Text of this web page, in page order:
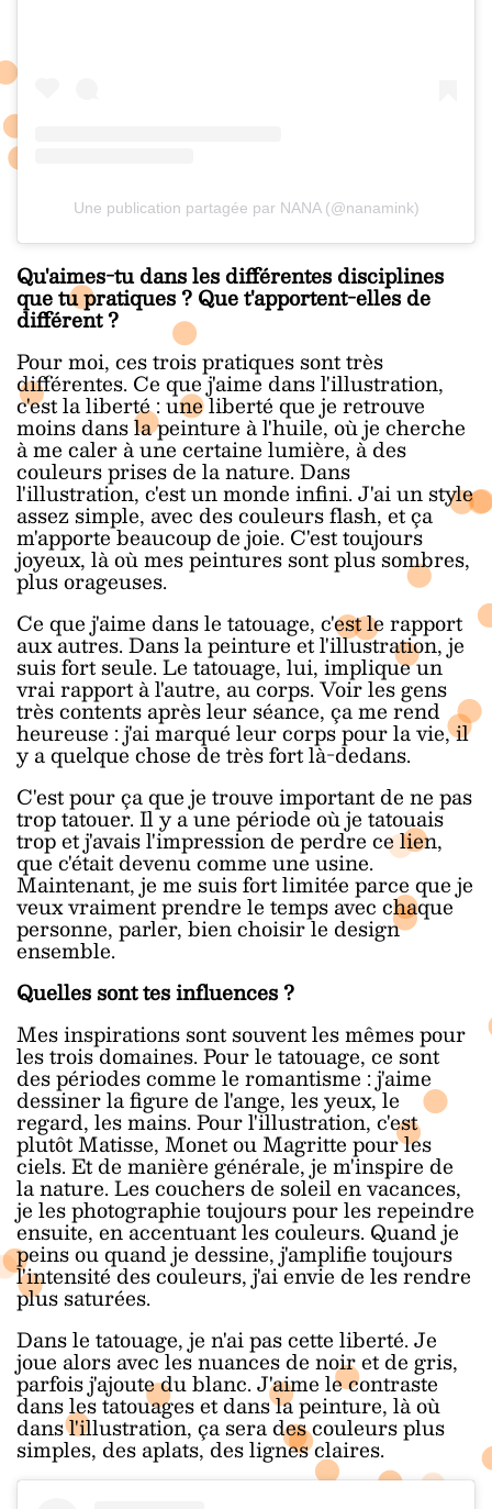
Une publication partagée par NANA (@nanamink)
Qu'aimes-tu dans les différentes disciplines
que tu pratiques ? Que t'apportent-elles de
différent ?
Pour moi, ces trois pratiques sont très
différentes. Ce que j'aime dans l'illustration,
c'est la liberté : une liberté que je retrouve
moins dans la peinture à l'huile, où je cherche
à me caler à une certaine lumière, à des
couleurs prises de la nature. Dans
l'illustration, c'est un monde infini. J'ai un style
assez simple, avec des couleurs flash, et ça
m'apporte beaucoup de joie. C'est toujours
joyeux, là où mes peintures sont plus sombres,
plus orageuses.
Ce que j'aime dans le tatouage, c'est le rapport
aux autres. Dans la peinture et l'illustration, je
suis fort seule. Le tatouage, lui, implique un
vrai rapport à l'autre, au corps. Voir les gens
très contents après leur séance, ça me rend
heureuse : j'ai marqué leur corps pour la vie, il
y a quelque chose de très fort là-dedans.
C'est pour ça que je trouve important de ne pas
trop tatouer. Il y a une période où je tatouais
trop et j'avais l'impression de perdre ce lien,
que c'était devenu comme une usine.
Maintenant, je me suis fort limitée parce que je
veux vraiment prendre le temps avec chaque
personne, parler, bien choisir le design
ensemble.
Quelles sont tes influences ?
Mes inspirations sont souvent les mêmes pour
les trois domaines. Pour le tatouage, ce sont
des périodes comme le romantisme : j'aime
dessiner la figure de l'ange, les yeux, le
regard, les mains. Pour l'illustration, c'est
plutôt Matisse, Monet ou Magritte pour les
ciels. Et de manière générale, je m'inspire de
la nature. Les couchers de soleil en vacances,
je les photographie toujours pour les repeindre
ensuite, en accentuant les couleurs. Quand je
peins ou quand je dessine, j'amplifie toujours
l'intensité des couleurs, j'ai envie de les rendre
plus saturées.
Dans le tatouage, je n'ai pas cette liberté. Je
joue alors avec les nuances de noir et de gris,
parfois j'ajoute du blanc. J'aime le contraste
dans les tatouages et dans la peinture, là où
dans l'illustration, ça sera des couleurs plus
simples, des aplats, des lignes claires.